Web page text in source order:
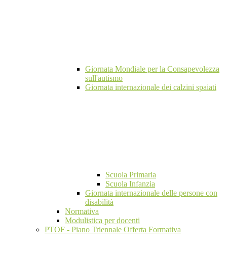
Giornata Mondiale per la Consapevolezza
sull'autismo
Giornata internazionale dei calzini spaiati
Scuola Primaria
Scuola Infanzia
Giornata internazionale delle persone con
disabilità
Normativa
Modulistica per docenti
PTOF - Piano Triennale Offerta Formativa